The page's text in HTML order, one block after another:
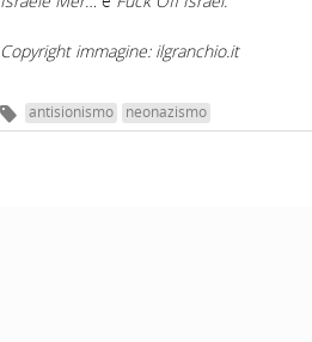
Copyright immagine: ilgranchio.it
antisionismo neonazismo